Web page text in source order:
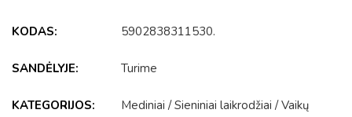
KODAS: 5902838311530.
SANDĖLYJE: Turime
KATEGORIJOS: Mediniai /Sieniniai laikrodžiai /Vaikų